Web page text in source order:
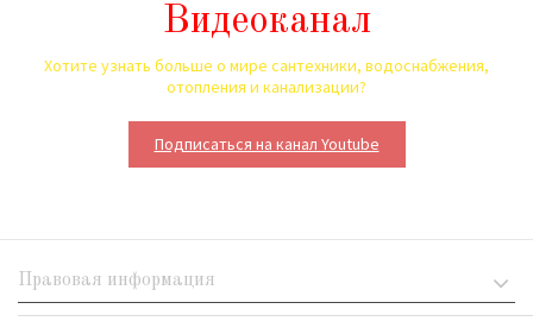
Видеоканал
Хотите узнать больше о мире сантехники, водоснабжения,
отопления и канализации?
Подписаться на канал Youtube
Правовая информация